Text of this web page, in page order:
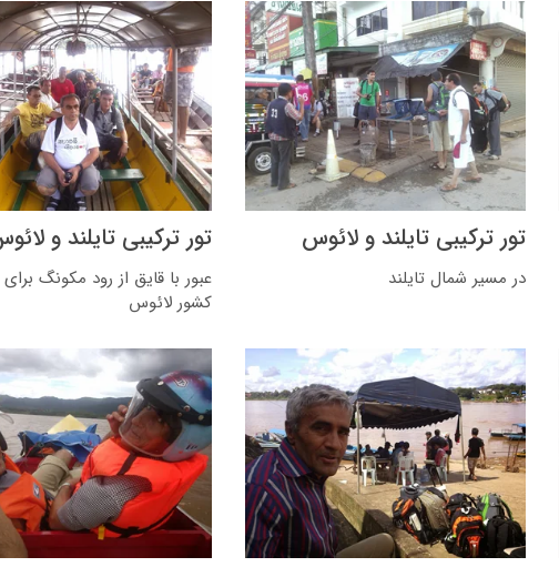
تور ترکیبی تایلند و لائوس
در مسیر شمال تایلند
تور ترکیبی تایلند و
عبور با قایق از رود مکونگ برای
کشور لائوس